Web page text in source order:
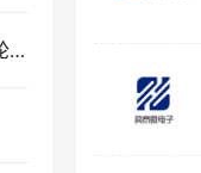
肿瘤体外诊断企业腾辰生物（Tantica）完成Pre-A轮融资